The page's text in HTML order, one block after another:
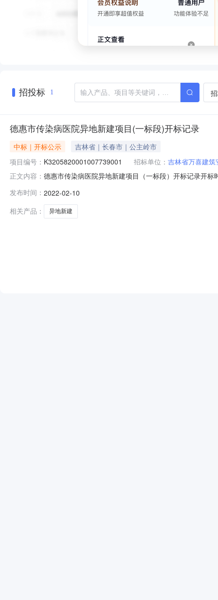
招投标 1
德惠市传染病医院异地新建项目(一标段)开标记录
中标｜开标公示
吉林省｜长春市｜公主岭市
项目编号： K3205820001007739001 招标单位： 吉林省万喜建
正文内容： 德惠市传染病医院异地新建项目（一标段）开标记录开
人名称:吉林省三洋建筑工程有限公司;项目负责人:;报价
发布时间： 2022-02-10
相关产品：
异地新建